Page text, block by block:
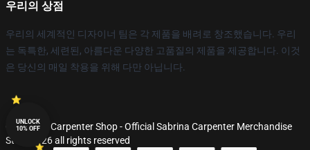
우리의 상점
우리의 세계적인 디자이너 팀은 각 제품을 배려로 창조했습니다. 우리
는 독특한, 세련된, 아름다운 다양한 고품질의 제품을 제공합니다. 이것
은 당신의 매일 착용을 위해 다만 아닙니다.
© Sabrina Carpenter Shop - Official Sabrina Carpenter Merchandise
Store 2026 all rights reserved
UNLOCK
10% OFF